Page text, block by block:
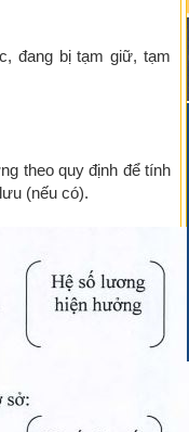
đang bị tạm giữ, tạm
theo quy định để tính
(nếu có).